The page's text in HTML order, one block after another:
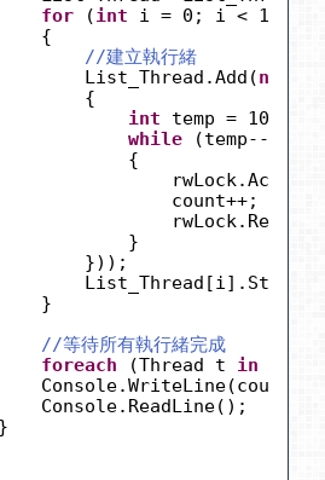
for
(int
i = 0; i < 10;
{
//建立執行緒
List_Thread.Add(new
{
int
temp = 10000;
while
(temp-- > 0)
{
count++;
}
}));
}
//等待所有執行緒完成
foreach
(Thread t in
Console.ReadLine();
}